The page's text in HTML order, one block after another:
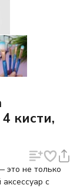
кисти,
это не только
с